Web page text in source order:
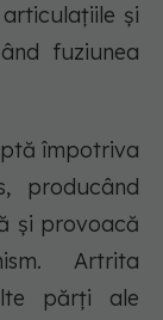
și
fuziunea
împotriva
producând
și provoacă
Artrita
părți ale